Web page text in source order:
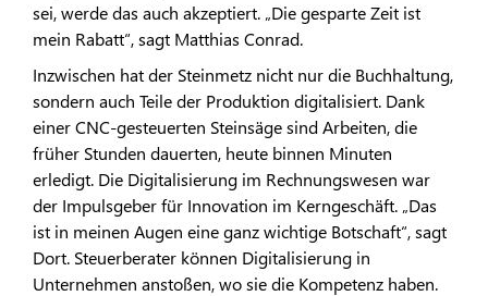
sei, werde das auch akzeptiert. „Die gesparte Zeit ist
mein Rabatt“, sagt Matthias Conrad.
Inzwischen hat der Steinmetz nicht nur die Buchhaltung,
sondern auch Teile der Produktion digitalisiert. Dank
einer CNC-gesteuerten Steinsäge sind Arbeiten, die
früher Stunden dauerten, heute binnen Minuten
erledigt. Die Digitalisierung im Rechnungswesen war
der Impulsgeber für Innovation im Kerngeschäft. „Das
ist in meinen Augen eine ganz wichtige Botschaft“, sagt
Dort. Steuerberater können Digitalisierung in
Unternehmen anstoßen, wo sie die Kompetenz haben.